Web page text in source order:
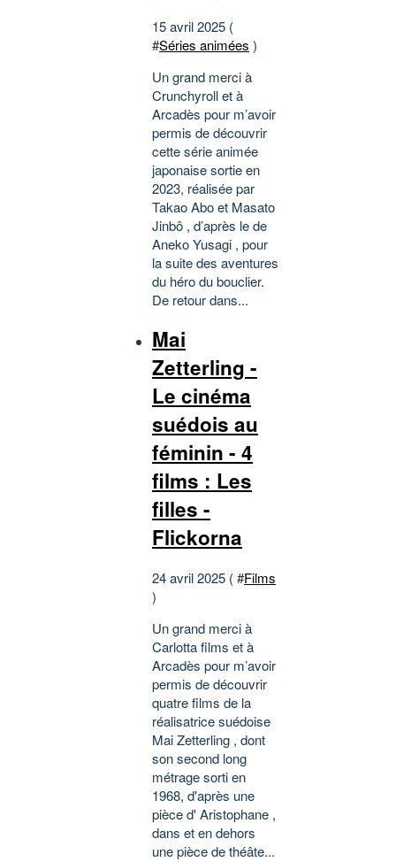
15 avril 2025 (
#Séries animées )
Un grand merci à
Crunchyroll et à
Arcadès pour m’avoir
permis de découvrir
cette série animée
japonaise sortie en
2023, réalisée par
Takao Abo et Masato
Jinbô , d’après le de
Aneko Yusagi , pour
la suite des aventures
du héro du bouclier.
De retour dans...
Mai
Zetterling -
Le cinéma
suédois au
féminin - 4
films : Les
filles -
Flickorna
24 avril 2025 ( #Films
)
Un grand merci à
Carlotta films et à
Arcadès pour m’avoir
permis de découvrir
quatre films de la
réalisatrice suédoise
Mai Zetterling , dont
son second long
métrage sorti en
1968, d'après une
pièce d' Aristophane ,
dans et en dehors
une pièce de théâte...